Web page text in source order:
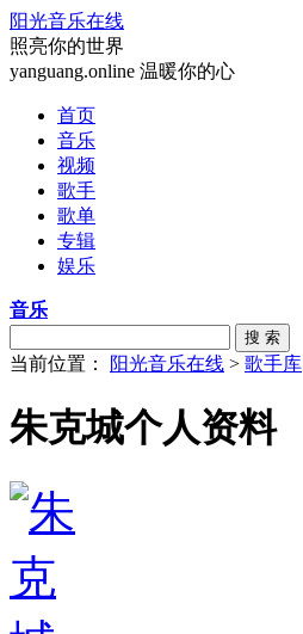
阳光音乐在线
照亮你的世界
yanguang.online 温暖你的心
首页
音乐
视频
歌手
歌单
专辑
娱乐
音乐
搜 索
当前位置： 阳光音乐在线 > 歌手库
朱克城个人资料